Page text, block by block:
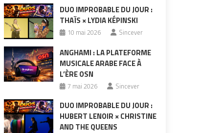
DUO IMPROBABLE DU JOUR :
THAÏS × LYDIA KÉPINSKI
10 mai 2026 Sincever
ANGHAMI : LA PLATEFORME
MUSICALE ARABE FACE À
L’ÈRE OSN
7 mai 2026 Sincever
DUO IMPROBABLE DU JOUR :
HUBERT LENOIR × CHRISTINE
AND THE QUEENS